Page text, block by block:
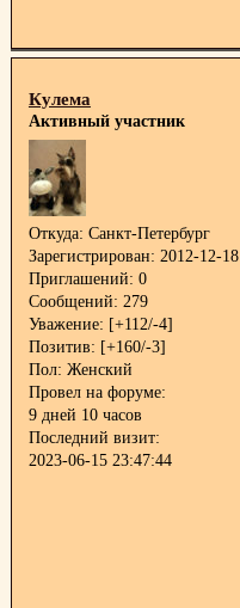
Кулема
Активный участник
Откуда: Санкт-Петербург
Зарегистрирован: 2012-12-18
Приглашений: 0
Сообщений: 279
Уважение: [+112/-4]
Позитив: [+160/-3]
Пол: Женский
Провел на форуме:
9 дней 10 часов
Последний визит:
2023-06-15 23:47:44